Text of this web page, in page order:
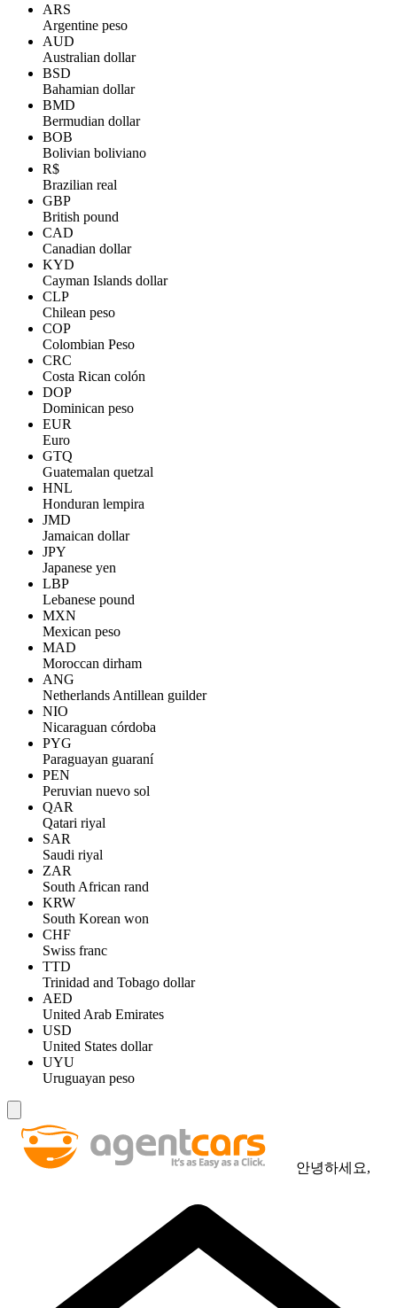
ARS
Argentine peso
AUD
Australian dollar
BSD
Bahamian dollar
BMD
Bermudian dollar
BOB
Bolivian boliviano
R$
Brazilian real
GBP
British pound
CAD
Canadian dollar
KYD
Cayman Islands dollar
CLP
Chilean peso
COP
Colombian Peso
CRC
Costa Rican colón
DOP
Dominican peso
EUR
Euro
GTQ
Guatemalan quetzal
HNL
Honduran lempira
JMD
Jamaican dollar
JPY
Japanese yen
LBP
Lebanese pound
MXN
Mexican peso
MAD
Moroccan dirham
ANG
Netherlands Antillean guilder
NIO
Nicaraguan córdoba
PYG
Paraguayan guaraní
PEN
Peruvian nuevo sol
QAR
Qatari riyal
SAR
Saudi riyal
ZAR
South African rand
KRW
South Korean won
CHF
Swiss franc
TTD
Trinidad and Tobago dollar
AED
United Arab Emirates
USD
United States dollar
UYU
Uruguayan peso
안녕하세요,